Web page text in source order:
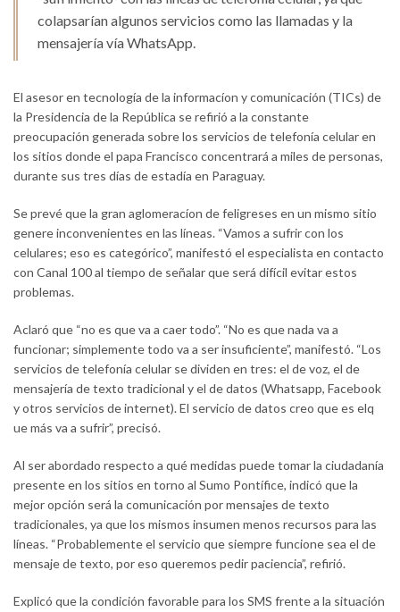
colapsarían algunos servicios como las llamadas y la
mensajería vía WhatsApp.
El asesor en tecnología de la informacíon y comunicación (TICs) de
la Presidencia de la República se refirió a la constante
preocupación generada sobre los servicios de telefonía celular en
los sitios donde el papa Francisco concentrará a miles de personas,
durante sus tres días de estadía en Paraguay.
Se prevé que la gran aglomeracíon de feligreses en un mismo sitio
genere inconvenientes en las líneas. “Vamos a sufrir con los
celulares; eso es categórico”, manifestó el especialista en contacto
con Canal 100 al tiempo de señalar que será difícil evitar estos
problemas.
Aclaró que “no es que va a caer todo”. “No es que nada va a
funcionar; simplemente todo va a ser insuficiente”, manifestó. “Los
servicios de telefonía celular se dividen en tres: el de voz, el de
mensajería de texto tradicional y el de datos (Whatsapp, Facebook
y otros servicios de internet). El servicio de datos creo que es elq
ue más va a sufrir”, precisó.
Al ser abordado respecto a qué medidas puede tomar la ciudadanía
presente en los sitios en torno al Sumo Pontífice, indicó que la
mejor opción será la comunicación por mensajes de texto
tradicionales, ya que los mismos insumen menos recursos para las
líneas. “Probablemente el servicio que siempre funcione sea el de
mensaje de texto, por eso queremos pedir paciencia”, refirió.
Explicó que la condición favorable para los SMS frente a la situación